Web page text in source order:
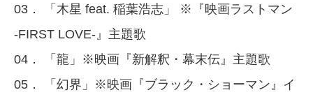
03． 「木星 feat. 稲葉浩志」 ※『映画ラストマン
-FIRST LOVE-』主題歌
04． 「龍」※映画『新解釈・幕末伝』主題歌
05． 「幻界」※映画『ブラック・ショーマン』イ